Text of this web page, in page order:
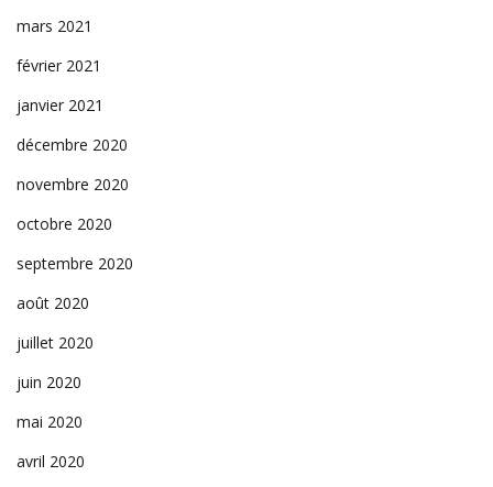
mars 2021
février 2021
janvier 2021
décembre 2020
novembre 2020
octobre 2020
septembre 2020
août 2020
juillet 2020
juin 2020
mai 2020
avril 2020